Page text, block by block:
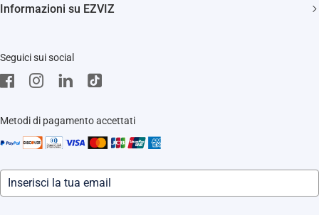
Citofonia e Spioncini
Stores
Informazioni legali
Assistenza Motori Apricancello
Informazioni su EZVIZ
EZVIZ Green
EZVIZ CSR
Eventi
Seguici sui social
Metodi di pagamento accettati